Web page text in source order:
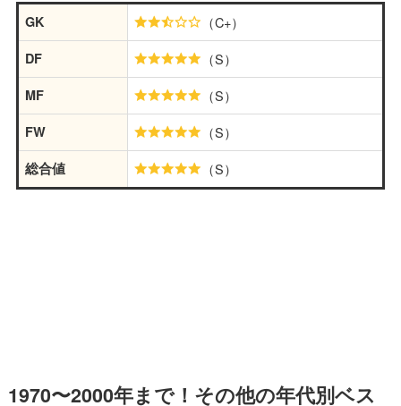
GK （C+）
DF （S）
MF （S）
FW （S）
総合値 （S）
1970〜2000年まで！その他の年代別ベス